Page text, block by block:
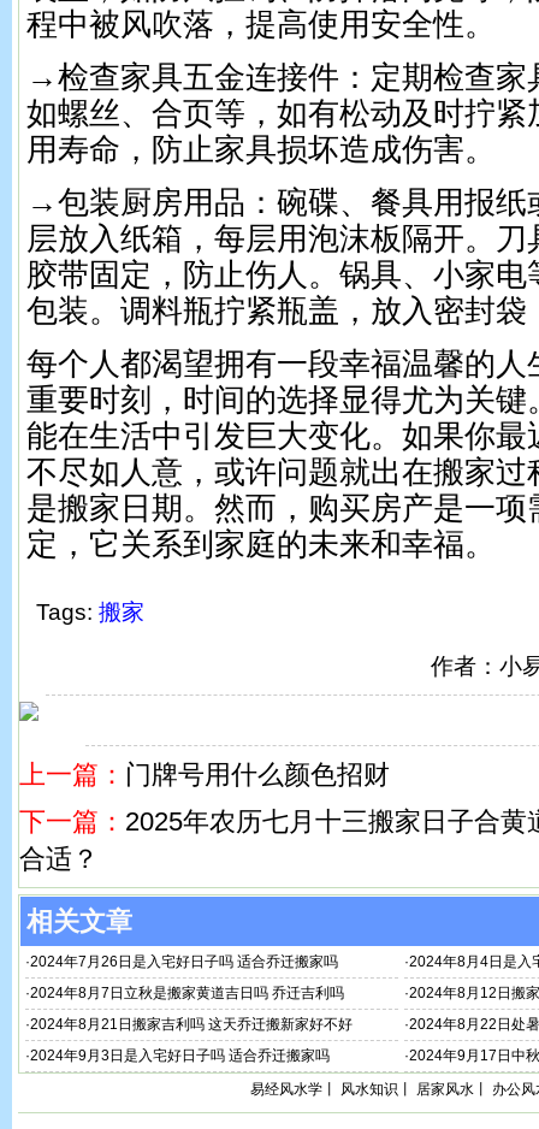
程中被风吹落，提高使用安全性。
→检查家具五金连接件：定期检查家
如螺丝、合页等，如有松动及时拧紧
用寿命，防止家具损坏造成伤害。
→包装厨房用品：碗碟、餐具用报纸
层放入纸箱，每层用泡沫板隔开。
胶带固定，防止伤人。锅具、小家
包装。调料瓶拧紧瓶盖，放入密封袋
每个人都渴望拥有一段幸福温馨的人
重要时刻，时间的选择显得尤为关键
能在生活中引发巨大变化。如果你最
不尽如人意，或许问题就出在搬家过
是搬家日期。然而，购买房产是一
定，它关系到家庭的未来和幸福。
Tags: 搬家
作者：小
上一篇： 门牌号用什么颜色招财
下一篇： 2025年农历七月十三搬家日子合黄
合适？
相关文章
·2024年7月26日是入宅好日子吗 适合乔迁搬家吗 ·2024年8月4日是入
·2024年8月7日立秋是搬家黄道吉日吗 乔迁吉利吗 ·2024年8月12日搬
·2024年8月21日搬家吉利吗 这天乔迁搬新家好不好 ·2024年8月22日处
·2024年9月3日是入宅好日子吗 适合乔迁搬家吗 ·2024年9月17日中
易经风水学
风水知识 居家风水 办公风